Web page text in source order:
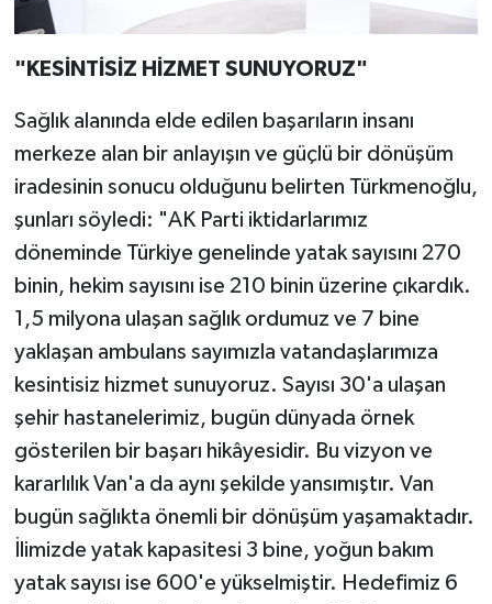
"KESİNTİSİZ HİZMET SUNUYORUZ"
Sağlık alanında elde edilen başarıların insanı
merkeze alan bir anlayışın ve güçlü bir dönüşüm
iradesinin sonucu olduğunu belirten Türkmenoğlu,
şunları söyledi: "AK Parti iktidarlarımız
döneminde Türkiye genelinde yatak sayısını 270
binin, hekim sayısını ise 210 binin üzerine çıkardık.
1,5 milyona ulaşan sağlık ordumuz ve 7 bine
yaklaşan ambulans sayımızla vatandaşlarımıza
kesintisiz hizmet sunuyoruz. Sayısı 30'a ulaşan
şehir hastanelerimiz, bugün dünyada örnek
gösterilen bir başarı hikâyesidir. Bu vizyon ve
kararlılık Van'a da aynı şekilde yansımıştır. Van
bugün sağlıkta önemli bir dönüşüm yaşamaktadır.
İlimizde yatak kapasitesi 3 bine, yoğun bakım
yatak sayısı ise 600'e yükselmiştir. Hedefimiz 6